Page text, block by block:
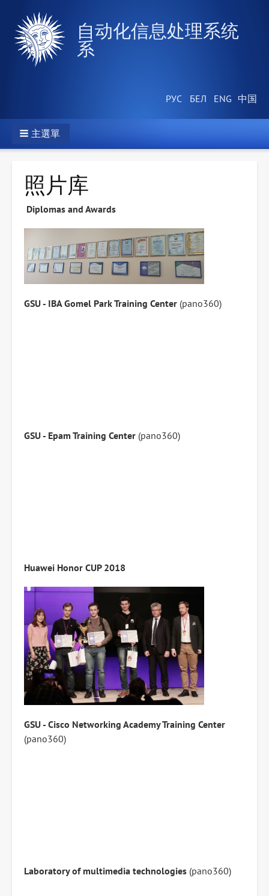
自动化信息处理系统
系
主選單
照片库
Diplomas and Awards
GSU - IBA Gomel Park Training Center (pano360)
GSU - Epam Training Center (pano360)
Huawei Honor CUP 2018
GSU - Cisco Networking Academy Training Center
(pano360)
Laboratory of multimedia technologies (pano360)